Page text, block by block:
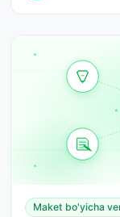
Maket bo'yicha